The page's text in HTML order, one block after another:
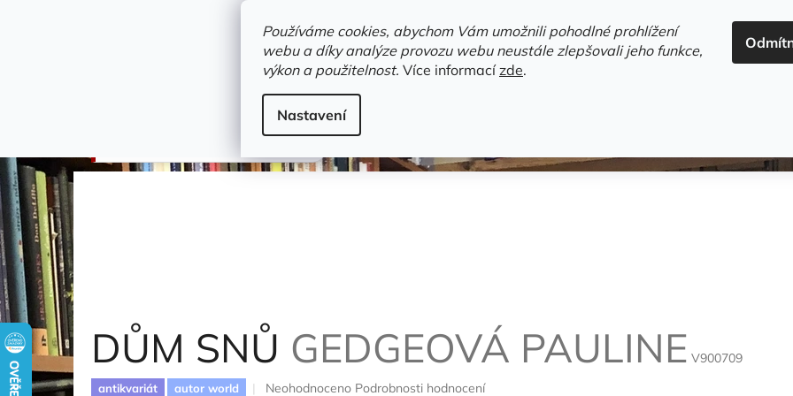
Používáme cookies, abychom Vám umožnili pohodlné prohlížení
webu a díky analýze provozu webu neustále zlepšovali jeho funkce,
výkon a použitelnost. Více informacízde.
Nastavení
HLEDAT
Novinky Trvalky a bestsellery
Gedgeová Pauline
DŮM SNŮ GEDGEOVÁ PAULINE V900709
antikvariát autor world
Průměrné
Neohodnoceno Podrobnosti hodnocení